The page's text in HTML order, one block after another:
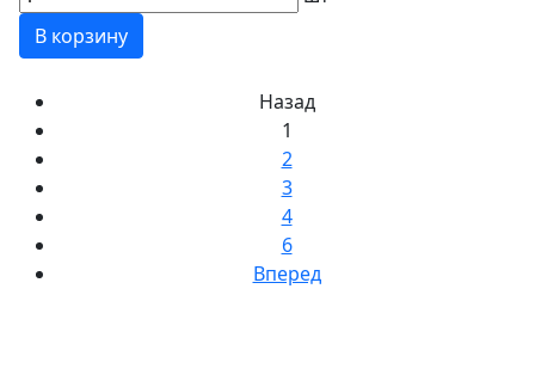
В корзину
Назад
1
2
3
4
6
Вперед